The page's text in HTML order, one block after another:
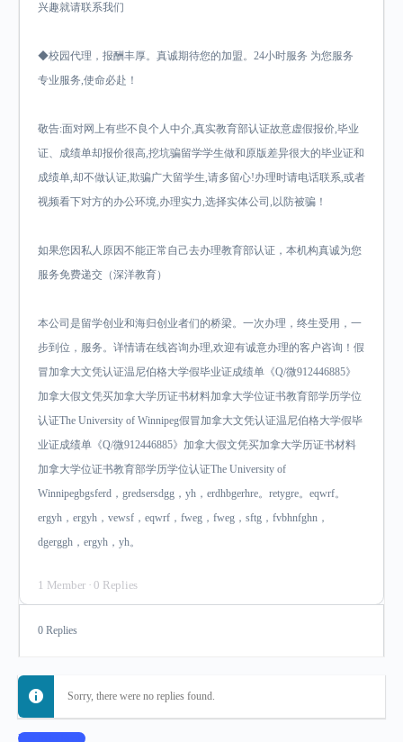
兴趣就请联系我们
◆校园代理，报酬丰厚。真诚期待您的加盟。24小时服务 为您服务
专业服务,使命必赴！
敬告:面对网上有些不良个人中介,真实教育部认证故意虚假报价,毕业
证、成绩单却报价很高,挖坑骗留学学生做和原版差异很大的毕业证和
成绩单,却不做认证,欺骗广大留学生,请多留心!办理时请电话联系,或者
视频看下对方的办公环境,办理实力,选择实体公司,以防被骗！
如果您因私人原因不能正常自己去办理教育部认证，本机构真诚为您
服务免费递交（深洋教育）
本公司是留学创业和海归创业者们的桥梁。一次办理，终生受用，一
步到位，服务。详情请在线咨询办理,欢迎有诚意办理的客户咨询！假
冒加拿大文凭认证温尼伯格大学假毕业证成绩单《Q/微912446885》
加拿大假文凭买加拿大学历证书材料加拿大学位证书教育部学历学位
认证The University of Winnipeg假冒加拿大文凭认证温尼伯格大学假毕
业证成绩单《Q/微912446885》加拿大假文凭买加拿大学历证书材料
加拿大学位证书教育部学历学位认证The University of
Winnipegbgsferd，gredsersdgg，yh，erdhbgerhre。retygre。eqwrf。
ergyh，ergyh，vewsf，eqwrf，fweg，fweg，sftg，fvbhnfghn，
dgerggh，ergyh，yh。
1 Member · 0 Replies
0 Replies
Sorry, there were no replies found.
Log In to Reply